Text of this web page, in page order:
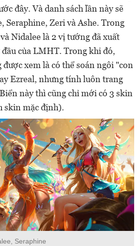
đây. Và danh sách lần này sẽ
Seraphine, Zeri và Ashe. Trong
Nidalee là 2 vị tướng đã xuất
của LMHT. Trong khi đó,
xem là có thể soán ngôi "con
Ezreal, nhưng tính luôn trang
này thì cũng chỉ mới có 3 skin
skin mặc định).
Seraphine